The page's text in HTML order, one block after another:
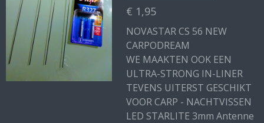
€ 1,95
NOVASTAR CS 56 NEW
CARPODREAM
WE MAAKTEN OOK EEN
ULTRA-STRONG IN-LINER
TEVENS UITERST GESCHIKT
VOOR CARP - NACHTVISSEN
LED STARLITE 3mm Antenne